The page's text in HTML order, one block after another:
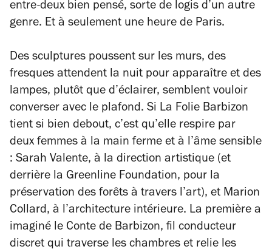
entre-deux bien pensé, sorte de logis d’un autre
genre. Et à seulement une heure de Paris.
Des sculptures poussent sur les murs, des
fresques attendent la nuit pour apparaître et des
lampes, plutôt que d’éclairer, semblent vouloir
converser avec le plafond. Si La Folie Barbizon
tient si bien debout, c’est qu’elle respire par
deux femmes à la main ferme et à l’âme sensible
: Sarah Valente, à la direction artistique (et
derrière la Greenline Foundation, pour la
préservation des forêts à travers l’art), et Marion
Collard, à l’architecture intérieure. La première a
imaginé le Conte de Barbizon, fil conducteur
discret qui traverse les chambres et relie les